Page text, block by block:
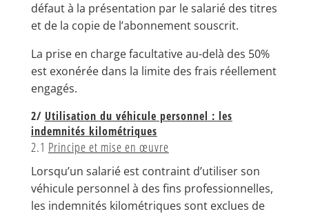
défaut à la présentation par le salarié des titres
et de la copie de l’abonnement souscrit.
La prise en charge facultative au-delà des 50%
est exonérée dans la limite des frais réellement
engagés.
2/ Utilisation du véhicule personnel : les
indemnités kilométriques
2.1 Principe et mise en œuvre
Lorsqu’un salarié est contraint d’utiliser son
véhicule personnel à des fins professionnelles,
les indemnités kilométriques sont exclues de